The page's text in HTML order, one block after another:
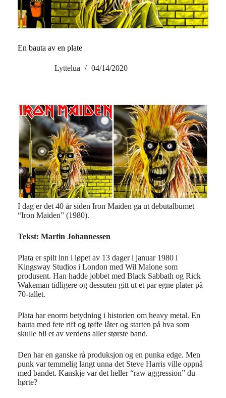
En bauta av en plate
Lyttelua 04/14/2020
I dag er det 40 år siden Iron Maiden ga ut debutalbumet
“Iron Maiden” (1980).
Tekst: Martin Johannessen
Plata er spilt inn i løpet av 13 dager i januar 1980 i
Kingsway Studios i London med Wil Malone som
produsent. Han hadde jobbet med Black Sabbath og Rick
Wakeman tidligere og dessuten gitt ut et par egne plater på
70-tallet.
Plata har enorm betydning i historien om heavy metal. En
bauta med fete riff og tøffe låter og starten på hva som
skulle bli et av verdens aller største band.
Den har en ganske rå produksjon og en punka edge. Men
punk var temmelig langt unna det Steve Harris ville oppnå
med bandet. Kanskje var det heller “raw aggression” du
hørte?